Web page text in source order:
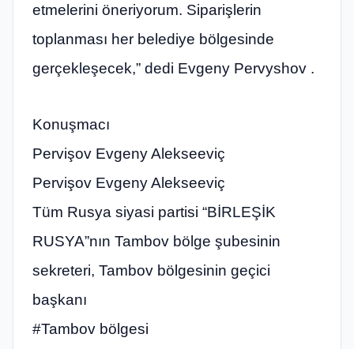
etmelerini öneriyorum. Siparişlerin
toplanması her belediye bölgesinde
gerçekleşecek,” dedi Evgeny Pervyshov .
Konuşmacı
Pervişov Evgeny Alekseeviç
Pervişov Evgeny Alekseeviç
Tüm Rusya siyasi partisi “BİRLEŞİK
RUSYA”nın Tambov bölge şubesinin
sekreteri, Tambov bölgesinin geçici
başkanı
#Tambov bölgesi